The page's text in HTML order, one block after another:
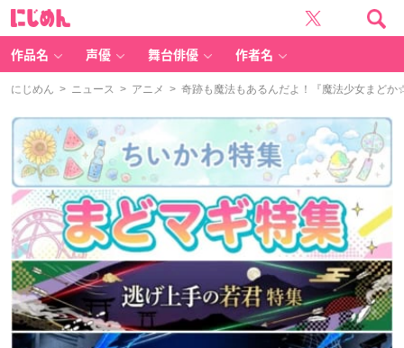
作品名 声優 舞台俳優 作者名
にじめん > ニュース > アニメ > 奇跡も魔法もあるんだよ！『魔法少女まど